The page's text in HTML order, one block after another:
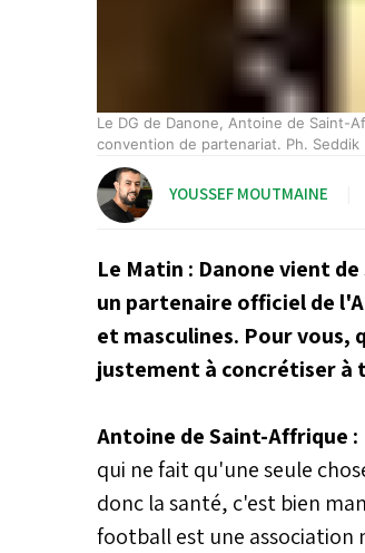
Le DG de Danone, Antoine de Saint-
convention de partenariat. Ph. Seddik
YOUSSEF MOUTMAINE
Le Matin : Danone vient
un partenaire officiel de
et masculines. Pour vous,
justement à concrétiser à
Antoine de Saint-Affrique :
qui ne fait qu'une seule
donc la santé, c'est bien
football est une association